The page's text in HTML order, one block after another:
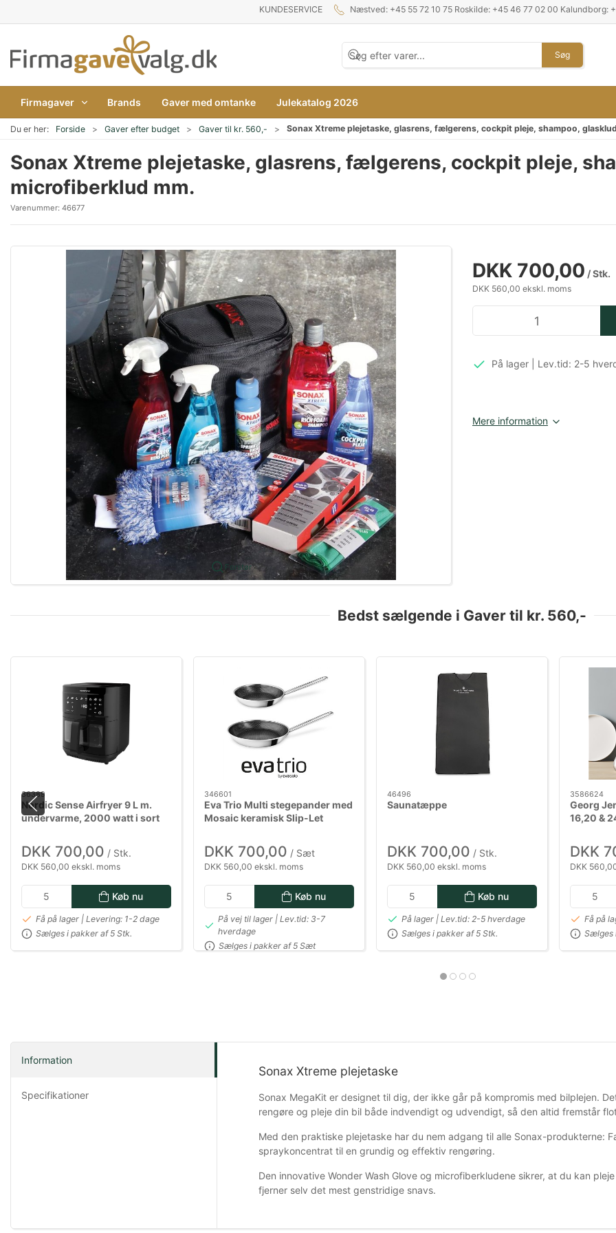
KUNDESERVICE Næstved: +45 55 72 10 75 Roskilde: +45 46 77 02 00 Kalundborg:
Søg
Firmagaver Brands Gaver med omtanke Julekatalog 2026
Du er her: Forside Gaver efter budget Gaver til kr. 560,- Sonax Xtreme plejetaske, glasrens, fælgerens, cockpit pleje, shampoo,
Sonax Xtreme plejetaske, glasrens, fælgerens, cockpit pleje,
microfiberklud mm.
Varenummer: 46677
Forstør
DKK 700,00 / Stk.
DKK 560,00 ekskl. moms
På lager | Lev.tid: 2-5
Mere information
Bedst sælgende i Gaver til kr. 560,-
36389
Nordic Sense Airfryer 9 L m.
undervarme, 2000 watt i sort
DKK 700,00 / Stk.
DKK 560,00 ekskl. moms
Køb nu
Få på lager | Levering: 1-2 dage
Sælges i pakker af 5 Stk.
346601
Eva Trio Multi stegepander med
Mosaic keramisk Slip-Let
DKK 700,00 / Sæt
DKK 560,00 ekskl. moms
Køb nu
På vej til lager | Lev.tid: 3-7
hverdage
Sælges i pakker af 5 Sæt
46496
Saunatæppe
DKK 700,00 / Stk.
DKK 560,00 ekskl. moms
Køb nu
På lager | Lev.tid: 2-5 hverdage
Sælges i pakker af 5 Stk.
3586624
Georg
16,20 &
DKK
DKK
Få på
Sælges
Information
Specifikationer
Sonax Xtreme plejetaske
Sonax MegaKit er designet til dig, der ikke går på kompromis med bilplejen.
rengøre og pleje din bil både indvendigt og udvendigt, så den altid fremstår
Med den praktiske plejetaske har du nem adgang til alle Sonax-produkterne:
spraykoncentrat til en grundig og effektiv rengøring.
Den innovative Wonder Wash Glove og microfiberkludene sikrer, at du kan
fjerner selv det mest genstridige snavs.